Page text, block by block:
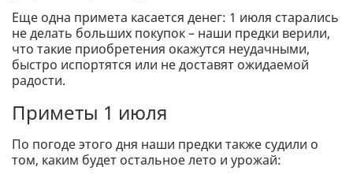
Еще одна примета касается денег: 1 июля старались
не делать больших покупок – наши предки верили,
что такие приобретения окажутся неудачными,
быстро испортятся или не доставят ожидаемой
радости.
Приметы 1 июля
По погоде этого дня наши предки также судили о
том, каким будет остальное лето и урожай: